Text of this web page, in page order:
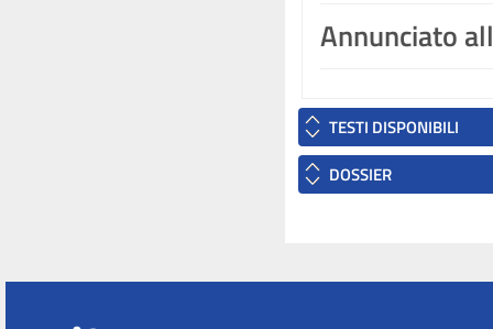
Annunciato
TESTI DISPONIBILI
DOSSIER